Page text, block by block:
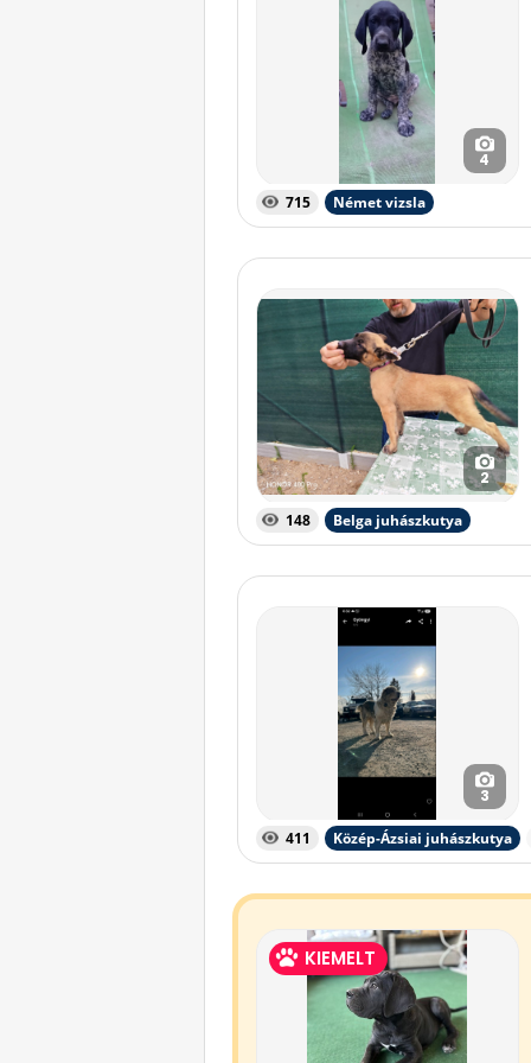
4
715 Német vizsla
2
148 Belga juhászkutya
3
411 Közép-Ázsiai juhászkutya
KIEMELT